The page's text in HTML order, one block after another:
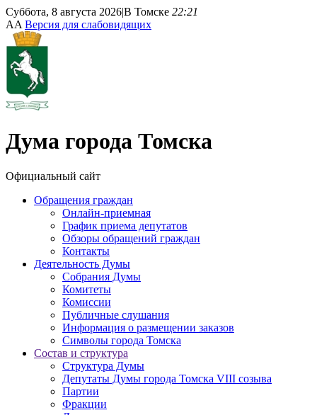
Суббота, 8 августа 2026|В Томске 22:21
AA Версия для слабовидящих
Дума города Томска
Официальный сайт
Обращения граждан
Онлайн-приемная
График приема депутатов
Обзоры обращений граждан
Контакты
Деятельность Думы
Собрания Думы
Комитеты
Комиссии
Публичные слушания
Информация о размещении заказов
Символы города Томска
Состав и структура
Структура Думы
Депутаты Думы города Томска VIII созыва
Партии
Фракции